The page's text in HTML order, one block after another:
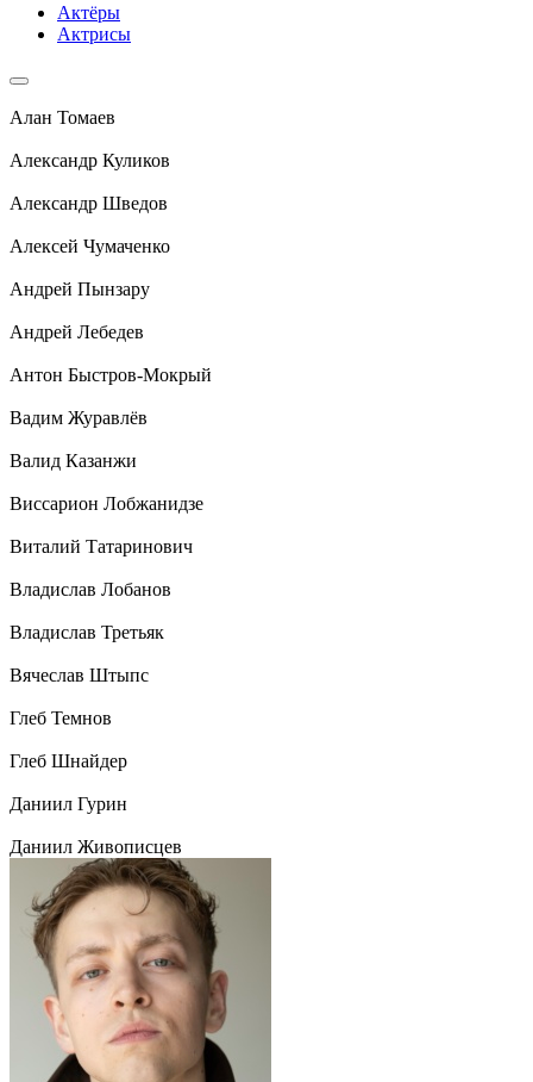
Актёры
Актрисы
Алан Томаев
Александр Куликов
Александр Шведов
Алексей Чумаченко
Андрей Пынзару
Андрей Лебедев
Антон Быстров-Мокрый
Вадим Журавлёв
Валид Казанжи
Виссарион Лобжанидзе
Виталий Татаринович
Владислав Лобанов
Владислав Третьяк
Вячеслав Штыпс
Глеб Темнов
Глеб Шнайдер
Даниил Гурин
Даниил Живописцев